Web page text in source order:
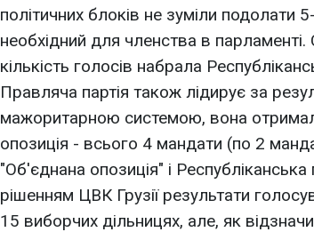
політичних блоків не зуміли подолати
необхідний для членства в
кількість голосів набрала
Правляча партія також лідирує за
мажоритарною системою, вона
опозиція - всього 4 мандати (по 2
"Об'єднана опозиція" і
рішенням ЦВК Грузії результати
15 виборчих дільницях, але, як